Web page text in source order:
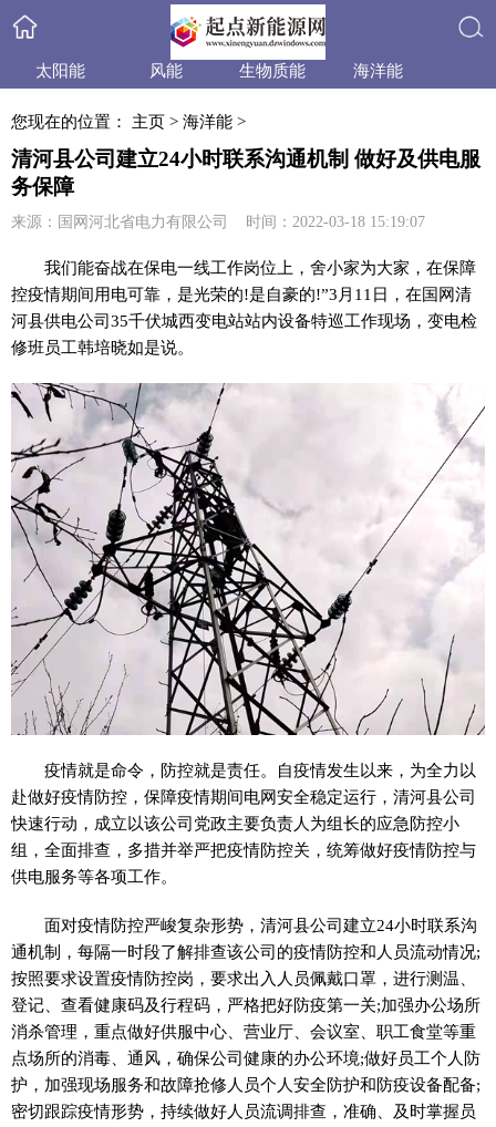
搜索
太阳能 风能 生物质能
海洋能
政策法规
产业信息
您现在的位置： 主页 > 海洋能 >
清河县公司建立24小时联系沟通机制 做好及供电服
务保障
来源：国网河北省电力有限公司 时间：2022-03-18 15:19:07
我们能奋战在保电一线工作岗位上，舍小家为大家，在保障
控疫情期间用电可靠，是光荣的!是自豪的!”3月11日，在国网清
河县供电公司35千伏城西变电站站内设备特巡工作现场，变电检
修班员工韩培晓如是说。
疫情就是命令，防控就是责任。自疫情发生以来，为全力以
赴做好疫情防控，保障疫情期间电网安全稳定运行，清河县公司
快速行动，成立以该公司党政主要负责人为组长的应急防控小
组，全面排查，多措并举严把疫情防控关，统筹做好疫情防控与
供电服务等各项工作。
面对疫情防控严峻复杂形势，清河县公司建立24小时联系沟
通机制，每隔一时段了解排查该公司的疫情防控和人员流动情况;
按照要求设置疫情防控岗，要求出入人员佩戴口罩，进行测温、
登记、查看健康码及行程码，严格把好防疫第一关;加强办公场所
消杀管理，重点做好供服中心、营业厅、会议室、职工食堂等重
点场所的消毒、通风，确保公司健康的办公环境;做好员工个人防
护，加强现场服务和故障抢修人员个人安全防护和防疫设备配备;
密切跟踪疫情形势，持续做好人员流调排查，准确、及时掌握员